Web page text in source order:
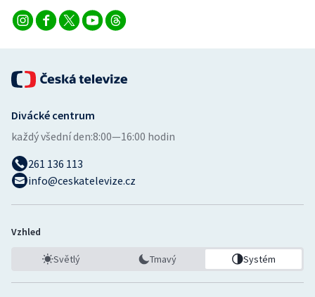
Veslování
Volejbal
Ostatní
Divácké centrum
každý všední den:8:00—16:00 hodin
261 136 113
info@ceskatelevize.cz
Vzhled
Světlý Tmavý Systém